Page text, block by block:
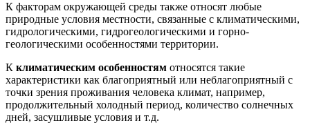
К факторам окружающей среды также относят любые
природные условия местности, связанные с климатическими,
гидрологическими, гидрогеологическими и горно-
геологическими особенностями территории.
К климатическим особенностям относятся такие
характеристики как благоприятный или неблагоприятный с
точки зрения проживания человека климат, например,
продолжительный холодный период, количество солнечных
дней, засушливые условия и т.д.